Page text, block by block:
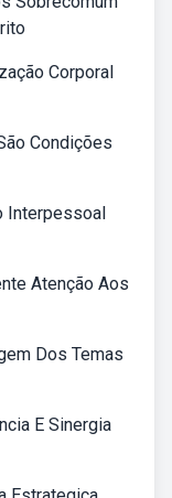
Corporal
Condições
Interpessoal
Atenção Aos
Dos Temas
E Sinergia